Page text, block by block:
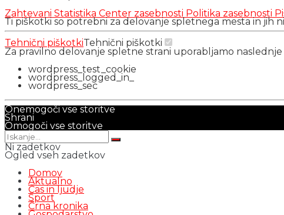
Zahtevani Statistika Center zasebnosti Politika zasebnosti
Ti piškotki so potrebni za delovanje spletnega mesta in jih
Tehnični piškotkiTehnični piškotki
Za pravilno delovanje spletne strani uporabljamo
wordpress_test_cookie
wordpress_logged_in_
wordpress_sec
Onemogoči vse storitve
Shrani
Omogoči vse storitve
Ni zadetkov
Ogled vseh zadetkov
Domov
Aktualno
Čas in ljudje
Šport
Črna kronika